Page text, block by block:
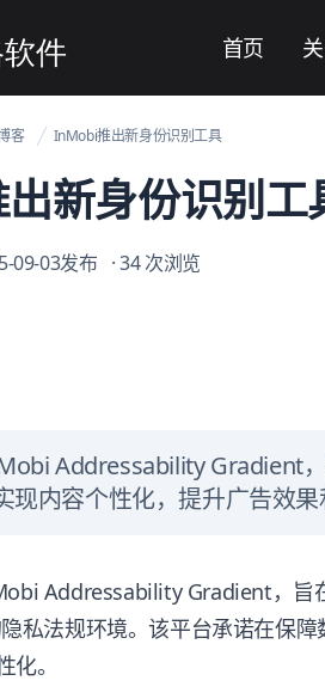
首页
客 InMobi推出新身份识别工具
新身份识别工
09-03发布 · 34 次浏览
Addressability Gradient
现内容个性化，提升广告效果
Addressability Gradient，旨
私法规环境。该平台承诺在保
化。